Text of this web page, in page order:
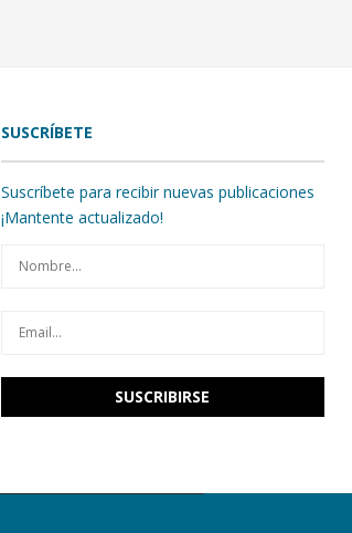
SUSCRÍBETE
Suscríbete para recibir nuevas publicaciones
¡Mantente actualizado!